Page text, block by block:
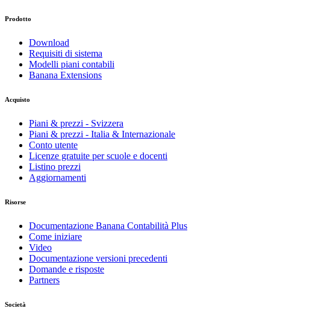
Prodotto
Download
Requisiti di sistema
Modelli piani contabili
Banana Extensions
Acquisto
Piani & prezzi - Svizzera
Piani & prezzi - Italia & Internazionale
Conto utente
Licenze gratuite per scuole e docenti
Listino prezzi
Aggiornamenti
Risorse
Documentazione Banana Contabilità Plus
Come iniziare
Video
Documentazione versioni precedenti
Domande e risposte
Partners
Società